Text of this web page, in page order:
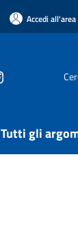
Accedi
Tutti gli